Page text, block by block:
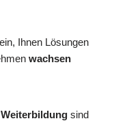
Ihnen Lösungen
wachsen
Weiterbildung sind